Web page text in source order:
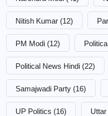
Nitish Kumar (12)
PM Modi (12)
Political News Hindi (22)
Samajwadi Party (16)
UP Politics (16)